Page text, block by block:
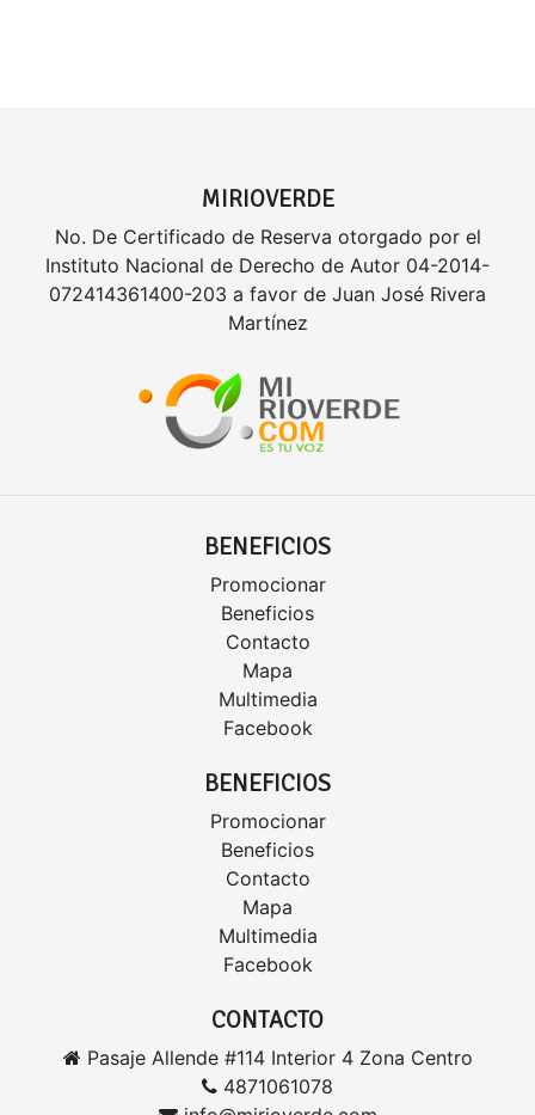
MIRIOVERDE
No. De Certificado de Reserva otorgado por el
Instituto Nacional de Derecho de Autor 04-2014-
072414361400-203 a favor de Juan José Rivera
Martínez
BENEFICIOS
Promocionar
Beneficios
Contacto
Mapa
Multimedia
Facebook
BENEFICIOS
Promocionar
Beneficios
Contacto
Mapa
Multimedia
Facebook
CONTACTO
Pasaje Allende #114 Interior 4 Zona Centro
4871061078